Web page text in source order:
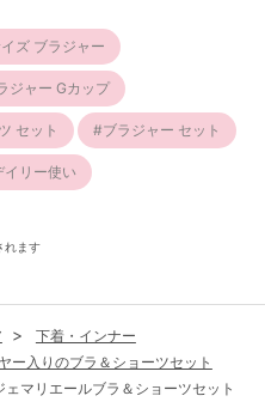
ズ ブラジャー
ジャー Gカップ
セット ブラジャー セット
イリー使い
れます
下着・インナー
ー入りのブラ＆ショーツセット
マリエールブラ＆ショーツセット